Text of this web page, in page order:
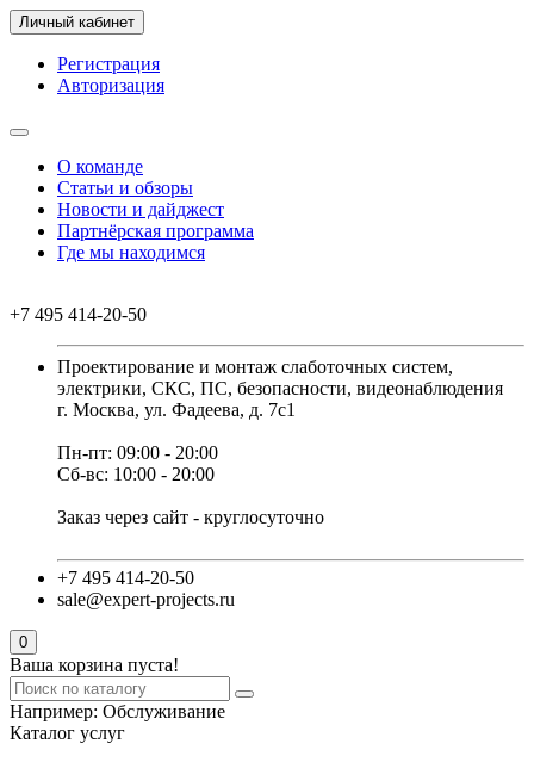
Личный кабинет
Регистрация
Авторизация
О команде
Статьи и обзоры
Новости и дайджест
Партнёрская программа
Где мы находимся
+7 495 414-20-50
Проектирование и монтаж слаботочных систем,
электрики, СКС, ПС, безопасности, видеонаблюдения
г. Москва, ул. Фадеева, д. 7с1
Пн-пт: 09:00 - 20:00
Сб-вс: 10:00 - 20:00
Заказ через сайт - круглосуточно
+7 495 414-20-50
sale@expert-projects.ru
0
Ваша корзина пуста!
Например: Обслуживание
Каталог услуг